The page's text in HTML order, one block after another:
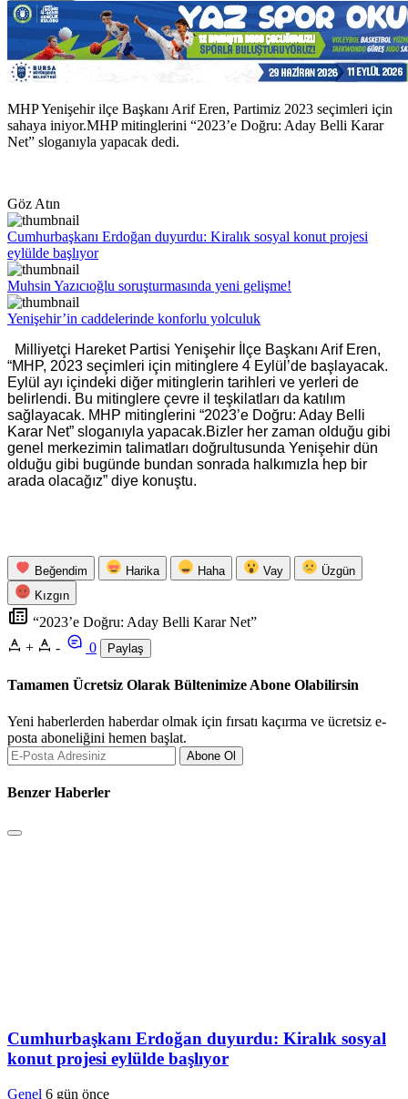
MHP Yenişehir ilçe Başkanı Arif Eren, Partimiz 2023 seçimleri için
sahaya iniyor.MHP mitinglerini “2023’e Doğru: Aday Belli Karar
Net” sloganıyla yapacak dedi.
Göz Atın
Cumhurbaşkanı Erdoğan duyurdu: Kiralık sosyal konut projesi
eylülde başlıyor
Muhsin Yazıcıoğlu soruşturmasında yeni gelişme!
Yenişehir’in caddelerinde konforlu yolculuk
Milliyetçi Hareket Partisi Yenişehir İlçe Başkanı Arif Eren,
“MHP, 2023 seçimleri için mitinglere 4 Eylül’de başlayacak.
Eylül ayı içindeki diğer mitinglerin tarihleri ve yerleri de
belirlendi. Bu mitinglere çevre il teşkilatları da katılım
sağlayacak. MHP mitinglerini “2023’e Doğru: Aday Belli
Karar Net” sloganıyla yapacak.Bizler her zaman olduğu gibi
genel merkezimin talimatları doğrultusunda Yenişehir dün
olduğu gibi bugünde bundan sonrada halkımızla hep bir
arada olacağız” diye konuştu.
Beğendim Harika Haha Vay
Üzgün
Kızgın
“2023’e Doğru: Aday Belli Karar Net”
+
- 0 Paylaş
Tamamen Ücretsiz Olarak Bültenimize Abone Olabilirsin
Yeni haberlerden haberdar olmak için fırsatı kaçırma ve ücretsiz e-
posta aboneliğini hemen başlat.
Abone Ol
Benzer Haberler
Cumhurbaşkanı Erdoğan duyurdu: Kiralık sosyal
konut projesi eylülde başlıyor
Genel 6 gün önce